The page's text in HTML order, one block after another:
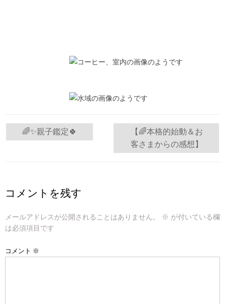
ビ
ゲ
ー
シ
🌈✨親子鑑定🍀
【🌈本格的始動＆お
客さまからの感想】
コメントを残す
メールアドレスが公開されることはありません。 ※ が付いている欄
は必須項目です
コメント ※